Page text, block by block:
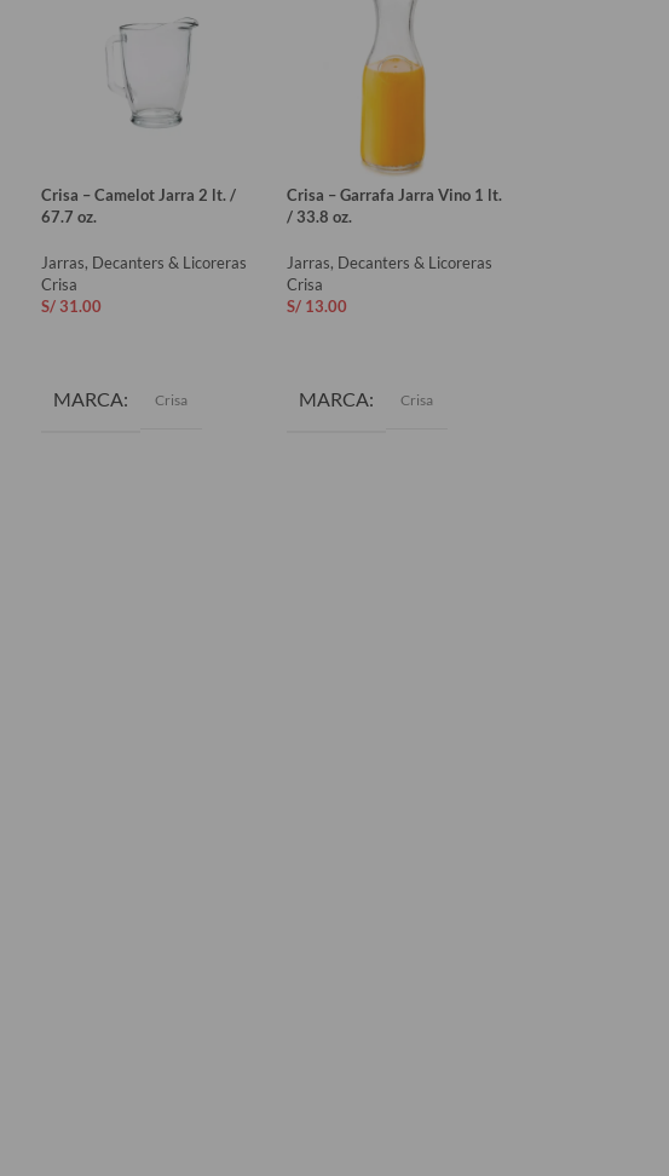
Crisa – Camelot Jarra 2 lt. /
67.7 oz.
Jarras, Decanters & Licoreras
Crisa
S/31.00
MARCA Crisa
Crisa – Garrafa Jarra Vino 1 lt.
/ 33.8 oz.
Jarras, Decanters & Licoreras
Crisa
S/ 13.00
MARCA Crisa